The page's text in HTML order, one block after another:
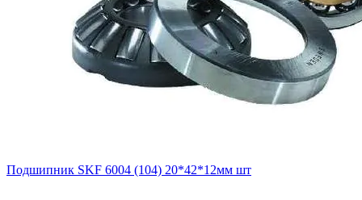
Подшипник SKF 6004 (104) 20*42*12мм шт